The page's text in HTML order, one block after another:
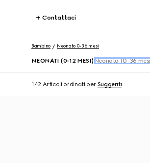
Contattaci
Bambino Neonato 0-36 mesi
NEONATI (0-12 MESI) Neonata (0-36
142 Articoli ordinati per Suggeriti